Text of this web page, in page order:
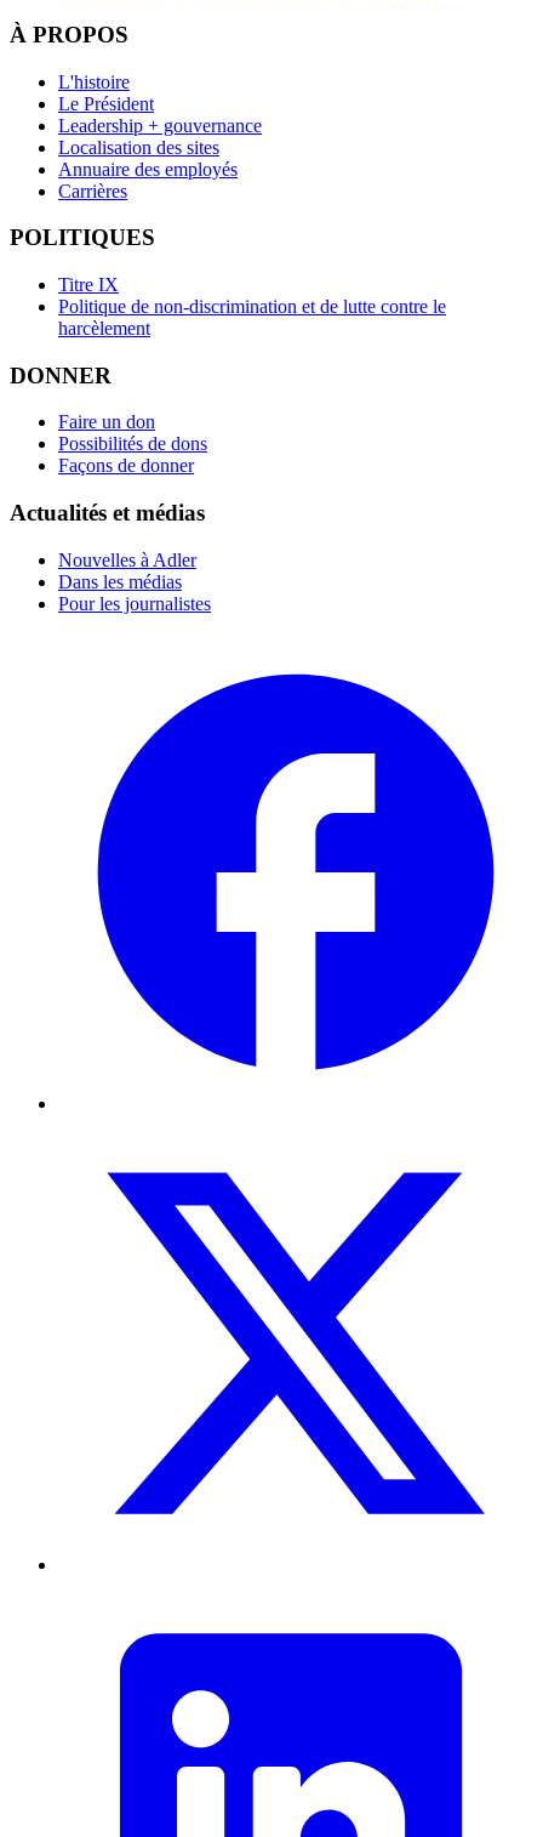
À PROPOS
L'histoire
Le Président
Leadership + gouvernance
Localisation des sites
Annuaire des employés
Carrières
POLITIQUES
Titre IX
Politique de non-discrimination et de lutte contre le
harcèlement
DONNER
Faire un don
Possibilités de dons
Façons de donner
Actualités et médias
Nouvelles à Adler
Dans les médias
Pour les journalistes